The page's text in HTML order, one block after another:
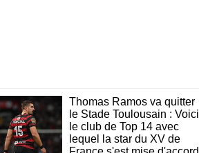
Thomas Ramos va quitter
le Stade Toulousain : Voici
le club de Top 14 avec
lequel la star du XV de